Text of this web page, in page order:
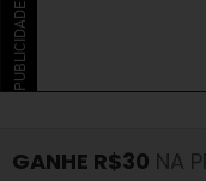
PUBLICIDADE
GANHE R$30 NA